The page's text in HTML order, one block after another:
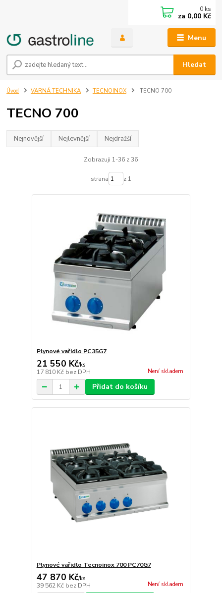
Menu
Hledat
0 ks
za 0,00 Kč
Úvod VARNÁ TECHNIKA TECNOINOX TECNO 700
TECNO 700
Nejnovější Nejlevnější Nejdražší
Zobrazuji 1-36 z 36
strana z 1
Plynové vařidlo PC35G7
21 550 Kč/ks
17 810 Kč bez DPH Není skladem
Přidat do košíku
Plynové vařidlo Tecnoinox 700 PC70G7
47 870 Kč/ks
39 562 Kč bez DPH Není skladem